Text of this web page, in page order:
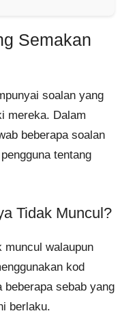
Semakan
soalan yang
mereka. Dalam
beberapa soalan
tentang
Tidak Muncul?
muncul walaupun
kod
sebab yang
berlaku.